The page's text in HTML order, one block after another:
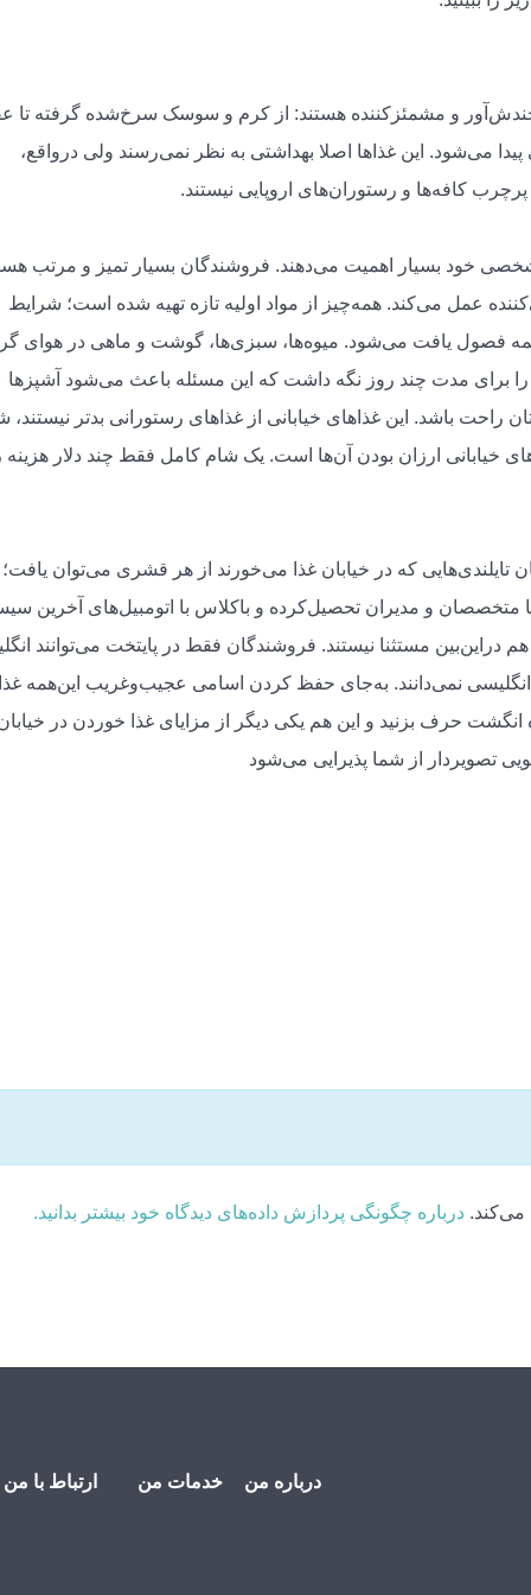
چندش‌آور و مشمئزکننده هستند: از کرم و سوسک سرخ‌شده گرفته تا
می‌شود. این غذاها اصلا بهداشتی به نظر نمی‌رسند ولی درواقع،
کافه‌ها و رستوران‌های اروپایی نیستند.
خود بسیار اهمیت می‌دهند. فروشندگان بسیار تمیز و مرتب
عمل می‌کند. همه‌چیز از مواد اولیه تازه تهیه شده است؛ شرایط
همه فصول یافت می‌شود. میوه‌ها، سبزی‌ها، گوشت و ماهی در هوای
را برای مدت چند روز نگه داشت که این مسئله باعث می‌شود آشپزها
راحت باشد. این غذاهای خیابانی از غذاهای رستورانی بدتر نیستند،
خیابانی ارزان بودن آن‌ها است. یک شام کامل فقط چند دلار
تایلندی‌هایی که در خیابان غذا می‌خورند از هر قشری می‌توان یافت؛
و مدیران تحصیل‌کرده و باکلاس با اتومبیل‌های آخرین
مستثنا نیستند. فروشندگان فقط در پایتخت می‌توانند
نمی‌دانند. به‌جای حفظ کردن اسامی عجیب‌وغریب این‌همه
انگشت حرف بزنید و این هم یکی دیگر از مزایای غذا خوردن در
تصویردار از شما پذیرایی می‌شود
می‌کند. درباره چگونگی پردازش داده‌های دیدگاه خود بیشتر بدانید.
درباره من خدمات من ارتباط با من